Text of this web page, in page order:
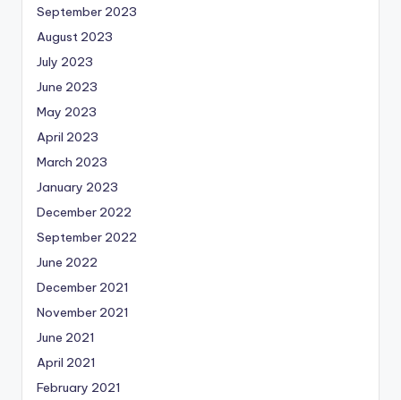
September 2023
August 2023
July 2023
June 2023
May 2023
April 2023
March 2023
January 2023
December 2022
September 2022
June 2022
December 2021
November 2021
June 2021
April 2021
February 2021